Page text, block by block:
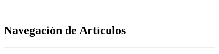
Navegación de Artículos